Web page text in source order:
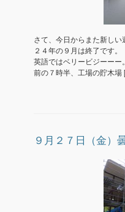
さて、今日からまた新し
２４年の９月は終了です
英語ではベリービジーー
前の７時半、工場の貯木
９月２７日（金）